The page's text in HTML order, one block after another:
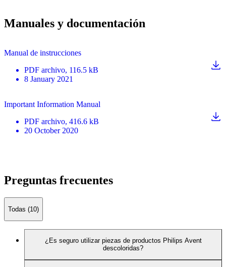
Manuales y documentación
Manual de instrucciones
PDF archivo, 116.5 kB
8 January 2021
Important Information Manual
PDF archivo, 416.6 kB
20 October 2020
Preguntas frecuentes
Todas (10)
¿Es seguro utilizar piezas de productos Philips Avent
descoloridas?